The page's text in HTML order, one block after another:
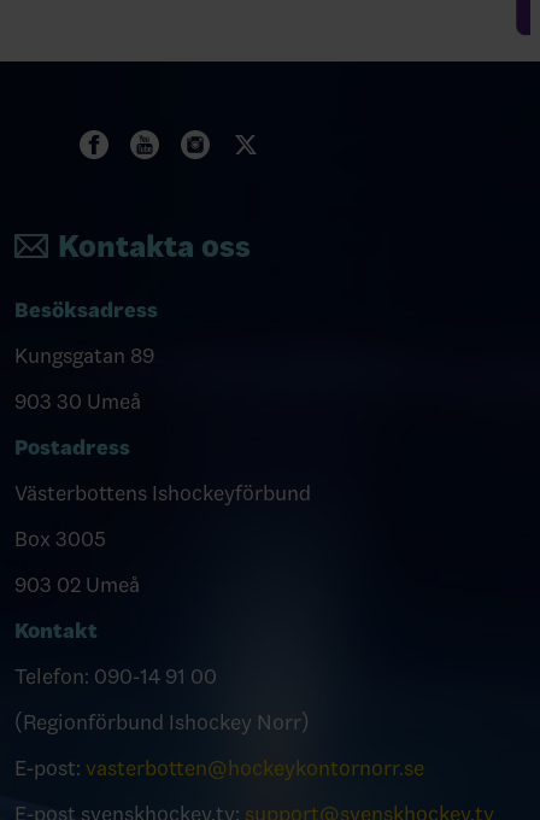
Kontakta oss
Besöksadress
Kungsgatan 89
903 30 Umeå
Postadress
Västerbottens Ishockeyförbund
Box 3005
903 02 Umeå
Kontakt
Telefon: 090-14 91 00
(Regionförbund Ishockey Norr)
E-post: vasterbotten@hockeykontornorr.se
E-post svenskhockey.tv: support@svenskhockey.tv